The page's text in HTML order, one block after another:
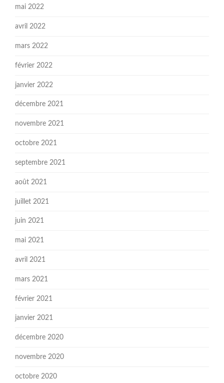
mai 2022
avril 2022
mars 2022
février 2022
janvier 2022
décembre 2021
novembre 2021
octobre 2021
septembre 2021
août 2021
juillet 2021
juin 2021
mai 2021
avril 2021
mars 2021
février 2021
janvier 2021
décembre 2020
novembre 2020
octobre 2020